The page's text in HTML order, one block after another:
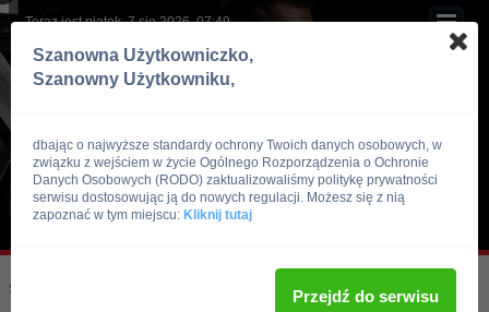
Teraz jest piątek, 7 sie 2026, 07:49
Skocz do:
Szanowna Użytkowniczko,
Szanowny Użytkowniku,
dbając o najwyższe standardy ochrony Twoich danych osobowych, w
związku z wejściem w życie Ogólnego Rozporządzenia o Ochronie
Danych Osobowych (RODO) zaktualizowaliśmy politykę prywatności
serwisu dostosowując ją do nowych regulacji. Możesz się z nią
zapoznać w tym miejscu: Kliknij tutaj
Przejdź do serwisu